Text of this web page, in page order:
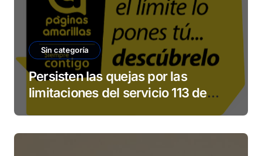
Sin categoría
Persisten las quejas por las
limitaciones del servicio 113 de